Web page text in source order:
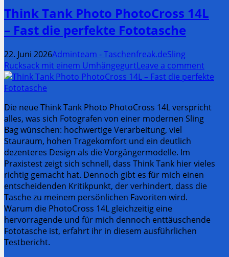
Think Tank Photo PhotoCross 14L
– Fast die perfekte Fototasche
22. Juni 2026Adminteam - Taschenfreak.deSling
Rucksack mit einem UmhängegurtLeave a comment
Die neue Think Tank Photo PhotoCross 14L verspricht
alles, was sich Fotografen von einer modernen Sling
Bag wünschen: hochwertige Verarbeitung, viel
Stauraum, hohen Tragekomfort und ein deutlich
dezenteres Design als die Vorgängermodelle. Im
Praxistest zeigt sich schnell, dass Think Tank hier vieles
richtig gemacht hat. Dennoch gibt es für mich einen
entscheidenden Kritikpunkt, der verhindert, dass die
Tasche zu meinem persönlichen Favoriten wird.
Warum die PhotoCross 14L gleichzeitig eine
hervorragende und für mich dennoch enttäuschende
Fototasche ist, erfahrt ihr in diesem ausführlichen
Testbericht.